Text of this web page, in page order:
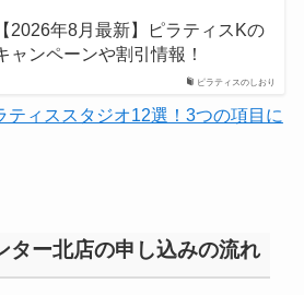
ピラティスのしおり
【2026年8月最新】ピラティスKの
ャンペーンや割引情報！
ティススタジオ12選！3つの項目に
ター北店の申し込みの流れ